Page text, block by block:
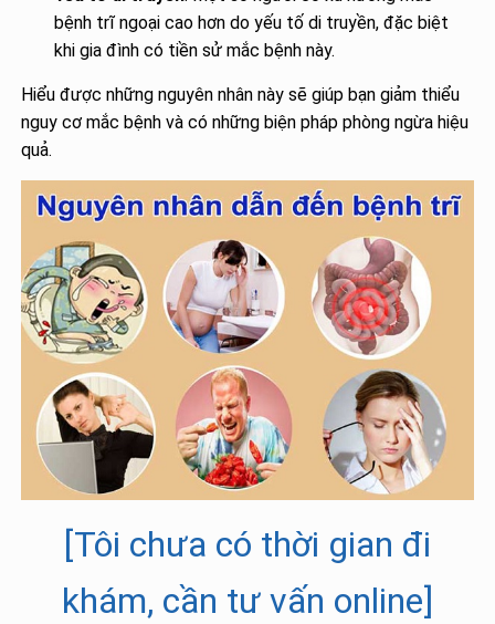
bệnh trĩ ngoại cao hơn do yếu tố di truyền, đặc biệt
khi gia đình có tiền sử mắc bệnh này.
Hiểu được những nguyên nhân này sẽ giúp bạn giảm thiểu
nguy cơ mắc bệnh và có những biện pháp phòng ngừa hiệu
quả.
[Tôi chưa có thời gian đi
khám, cần tư vấn online]